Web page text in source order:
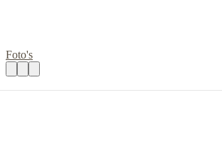
Foto's